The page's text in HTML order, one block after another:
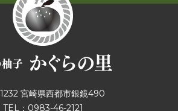
宮崎県西都市銀鏡490
TEL：0983-46-2121